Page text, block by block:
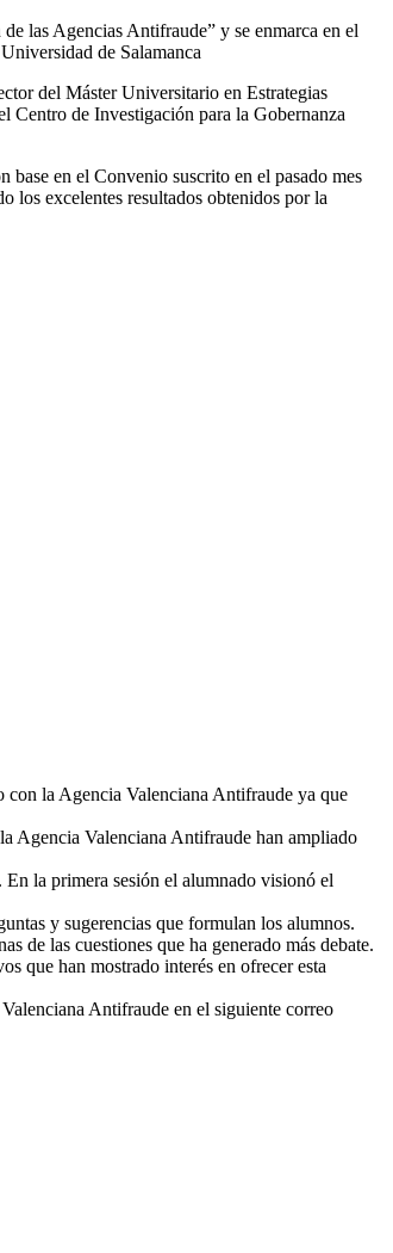
las Agencias Antifraude” y se enmarca en el
de Salamanca
del Máster Universitario en Estrategias
de Investigación para la Gobernanza
base en el Convenio suscrito en el pasado mes
los excelentes resultados obtenidos por la
con la Agencia Valenciana Antifraude ya que
Agencia Valenciana Antifraude han ampliado
la primera sesión el alumnado visionó el
y sugerencias que formulan los alumnos.
de las cuestiones que ha generado más debate.
que han mostrado interés en ofrecer esta
Antifraude en el siguiente correo